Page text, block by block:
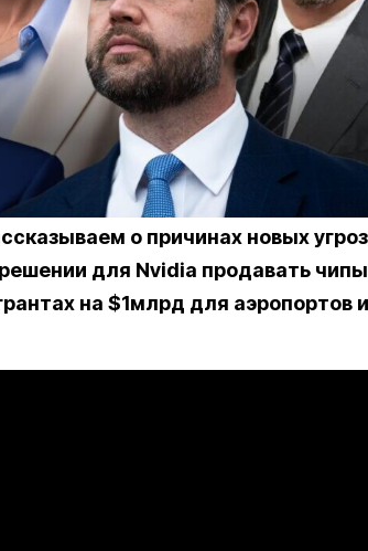
о причинах новых угроз
для Nvidia продавать чипы
на $1млрд для аэропортов и